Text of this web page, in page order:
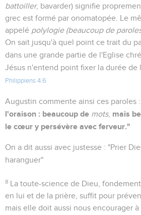
battoiller, bavarder) signifie
grec est formé par onomatopée. Le
appelé polylogie (beaucoup de
On sait jusqu'à quel point ce trait du
dans une grande partie de l'Eglise
Jésus n'entend point fixer la durée de
Philippiens 4.6
Augustin commente ainsi ces paroles :
l'oraison : beaucoup de mots, mais
le cœur y persévère avec ferveur."
On a dit aussi avec justesse : "Prier
haranguer"
8 La toute-science de Dieu,
en lui et de la prière, suffit pour
mais elle doit aussi nous encourager